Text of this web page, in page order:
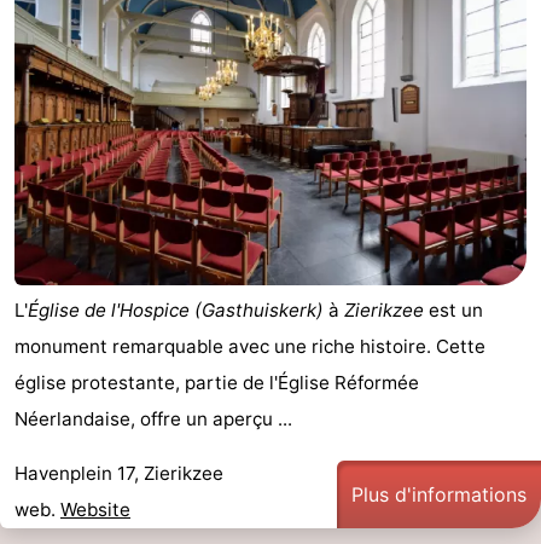
Méridionale
-
Leiden
Bollenstreek
Nature
Hollands
Duin
-
Noordwijk
Katwijk
-
La
Haye
-
Rotterdam
-
Rockanje
Zeeland
L'Église de l'Hospice (Gasthuiskerk) à Zierikzee est un
monument remarquable avec une riche histoire. Cette
église protestante, partie de l'Église Réformée
Néerlandaise, offre un aperçu ...
Havenplein 17, Zierikzee
web. Website
Plus d'informations